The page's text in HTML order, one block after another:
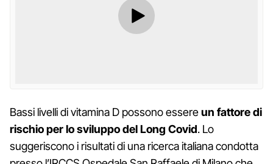
Bassi livelli di vitamina D possono essereun fattore di
rischio per lo sviluppo del Long Covid. Lo
suggeriscono i risultati di una ricerca italiana condotta